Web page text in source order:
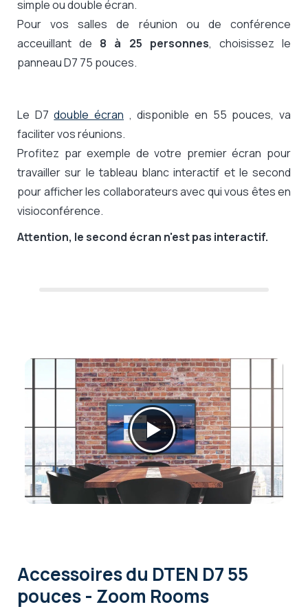
simple ou double écran.
Pour vos salles de réunion ou de conférence
acceuillant de 8 à 25 personnes, choisissez le
panneau D7 75 pouces.
Le D7double écran , disponible en 55 pouces, va
faciliter vos réunions.
Profitez par exemple de votre premier écran pour
travailler sur le tableau blanc interactif et le second
pour afficher les collaborateurs avec qui vous êtes en
visioconférence.
Attention, le second écran n'est pas interactif.
Accessoiresdu DTEN D7 55
pouces - Zoom Rooms